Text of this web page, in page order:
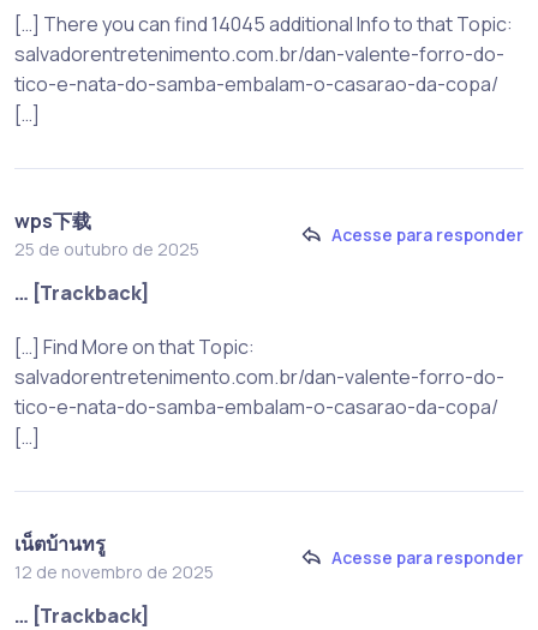
[…] There you can find 14045 additional Info to that Topic:
salvadorentretenimento.com.br/dan-valente-forro-do-
tico-e-nata-do-samba-embalam-o-casarao-da-copa/
[…]
wps下载
25 de outubro de 2025
Acesse para responder
… [Trackback]
[…] Find More on that Topic:
salvadorentretenimento.com.br/dan-valente-forro-do-
tico-e-nata-do-samba-embalam-o-casarao-da-copa/
[…]
เน็ตบ้านทรู
12 de novembro de 2025
Acesse para responder
… [Trackback]